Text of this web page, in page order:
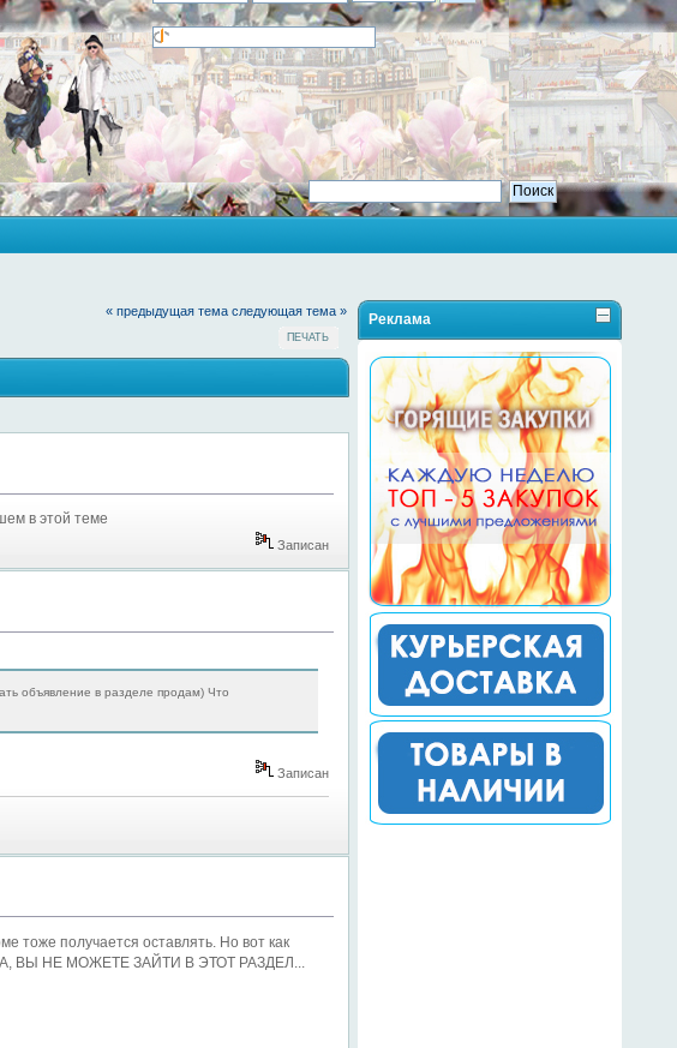
« предыдущая тема следующая тема »
ПЕЧАТЬ
в этой теме
Записан
объявление в разделе продам) Что
Записан
тоже получается оставлять. Но вот как
ВЫ НЕ МОЖЕТЕ ЗАЙТИ В ЭТОТ РАЗДЕЛ...
Реклама